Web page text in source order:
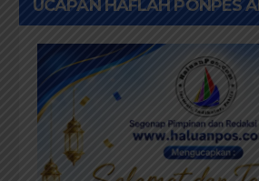
UCAPAN HAFLAH PONPES